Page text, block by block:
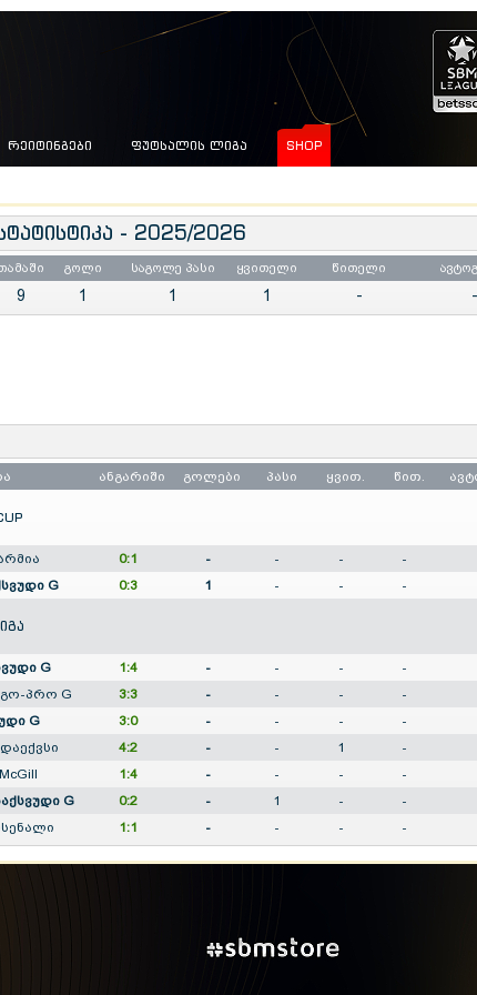
ᲠᲔᲘᲢᲘᲜᲒᲔᲑᲘ ᲤᲣᲢᲡᲐᲚᲘᲡ ᲚᲘᲒᲐ SHOP
- 2025/2026
გოლი საგოლე პასი ყვითელი წითელი
9 1 1 1 - -
ანგარიში გოლები პასი ყვით. წით.
0:1 - - - -
G 0:3 1 - - -
G 1:4 - - - -
პრო G 3:3 - - - -
G 3:0 - - - -
4:2 - - 1 -
McGill 1:4 - - - -
G 0:2 - 1 - -
1:1 - - - -